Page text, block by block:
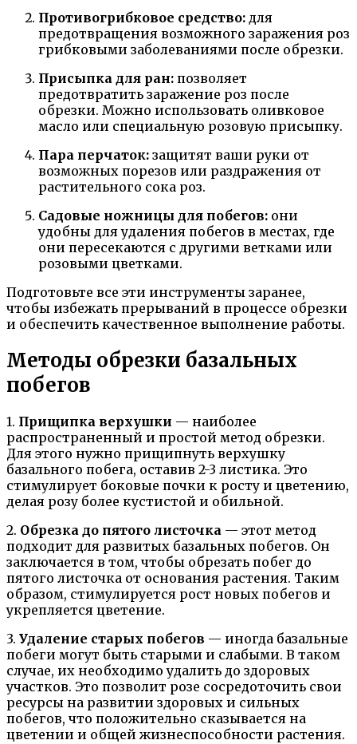
Противогрибковое средство: для
предотвращения возможного заражения роз
грибковыми заболеваниями после обрезки.
Присыпка для ран: позволяет
предотвратить заражение роз после
обрезки. Можно использовать оливковое
масло или специальную розовую присыпку.
Пара перчаток: защитят ваши руки от
возможных порезов или раздражения от
растительного сока роз.
Садовые ножницы для побегов: они
удобны для удаления побегов в местах, где
они пересекаются с другими ветками или
розовыми цветками.
Подготовьте все эти инструменты заранее,
чтобы избежать прерываний в процессе обрезки
и обеспечить качественное выполнение работы.
Методы обрезки базальных
побегов
1. Прищипка верхушки — наиболее
распространенный и простой метод обрезки.
Для этого нужно прищипнуть верхушку
базального побега, оставив 2-3 листика. Это
стимулирует боковые почки к росту и цветению,
делая розу более кустистой и обильной.
2. Обрезка до пятого листочка — этот метод
подходит для развитых базальных побегов. Он
заключается в том, чтобы обрезать побег до
пятого листочка от основания растения. Таким
образом, стимулируется рост новых побегов и
укрепляется цветение.
3. Удаление старых побегов — иногда базальные
побеги могут быть старыми и слабыми. В таком
случае, их необходимо удалить до здоровых
участков. Это позволит розе сосредоточить свои
ресурсы на развитии здоровых и сильных
побегов, что положительно сказывается на
цветении и общей жизнеспособности растения.